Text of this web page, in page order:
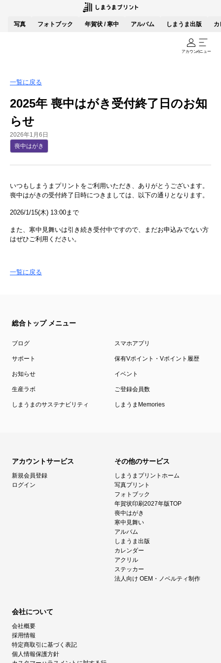
写真 フォトブック 年賀状 / 寒中 アルバム しまうま出版 カ
アカウントメニュー
一覧に戻る
2025年 喪中はがき受付終了日のお知
らせ
2026年1月6日
喪中はがき
いつもしまうまプリントをご利用いただき、ありがとうございます。
喪中はがきの受付終了日時につきましては、以下の通りとなります。
2026/1/15(木) 13:00まで
また、寒中見舞いは引き続き受付中ですので、まだお申込みでない方
はぜひご利用ください。
一覧に戻る
総合トップ メニュー
ブログ スマホアプリ
サポート 保有Vポイント・Vポイント履歴
お知らせ イベント
生産ラボ ご登録会員数
しまうまのサステナビリティ しまうまMemories
アカウントサービス
新規会員登録
ログイン
その他のサービス
しまうまプリントホーム
写真プリント
フォトブック
年賀状印刷2027年版TOP
喪中はがき
寒中見舞い
アルバム
しまうま出版
カレンダー
アクリル
ステッカー
法人向け OEM・ノベルティ制作
会社について
会社概要
採用情報
特定商取引に基づく表記
個人情報保護方針